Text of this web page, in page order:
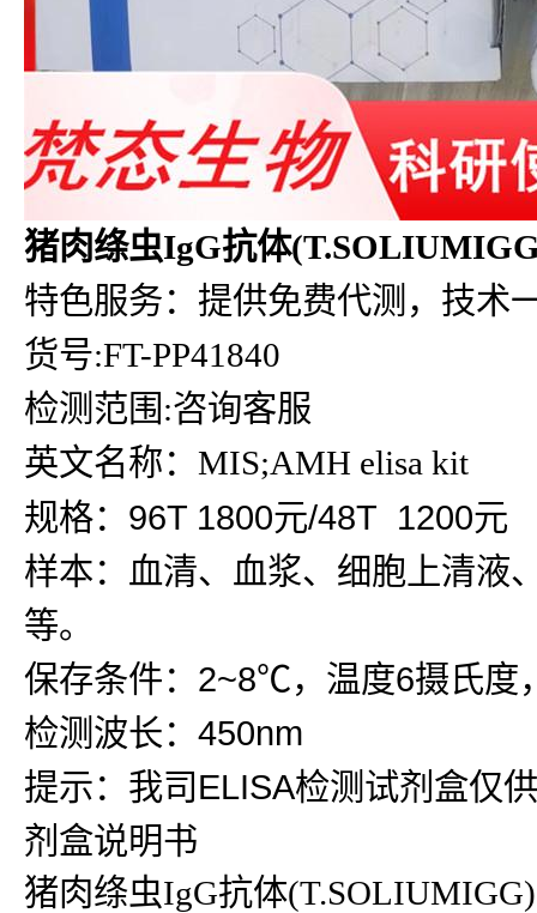
猪肉绦虫IgG抗体
特色服务：提供免费代测，技术
货号:FT-PP41840
检测范围:咨询客服
英文名称：MIS;AMH elisa kit
规格：96T 1800元/48T 1200元
样本：血清、血浆、细胞上清液
等。
保存条件：2~8℃，温度6摄氏度
检测波长：450nm
提示：我司ELISA检测试剂盒仅
剂盒说明书
猪肉绦虫IgG抗体